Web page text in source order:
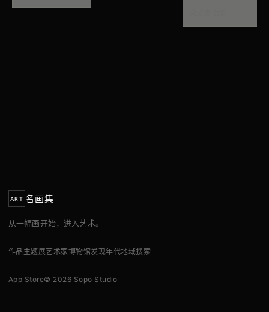
ART 名画集
从一幅画开始，进入艺术。
作品 主题展艺术家博物馆发现年代地域搜索
App Store© 2026 Sopo Studio